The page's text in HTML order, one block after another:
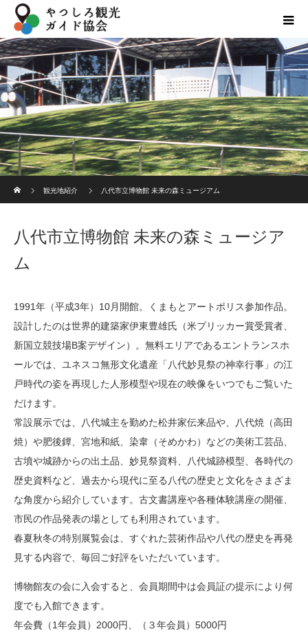
観光地紹介
八代市立博物館 未来の森ミュージアム
八代市立博物館 未来の森ミュージア
ム
1991年（平成3年）10月開館。くまもとアートポリス参加作品。
設計したのは世界的建築家伊東豊雄氏（米プリッカー賞受賞者、
新国立競技場B案デザイン）。無料エリアであるエントランスホ
ールでは、ユネスコ無形文化遺産「八代妙見祭の神幸行事」の江
戸時代の姿を再現した人形模型や現在の映像をいつでもご覧いた
だけます。
常設展示では、八代城主を勤めた松井家伝来品や、八代焼（高田
焼）や肥後鐔、宮地和紙、染韋（そめかわ）などの美術工芸品、
古墳や城跡からの出土品、妙見祭資料、八代城跡模型、各時代の
歴史資料など、過去から現代に至る八代の歴史と文化をさまざま
な角度から紹介しています。古文書講座や各種体験講座の開催、
市民の作品発表の場としても利用されています。
春夏秋冬の特別展覧会は、すぐれた芸術作品や八代の歴史を再発
見する内容で、毎回ご好評をいただいています。
博物館友の会に入会すると、会員期間中は会員証の提示により何
度でも入館できます。
年会費（1年会員）2000円、（３年会員）5000円